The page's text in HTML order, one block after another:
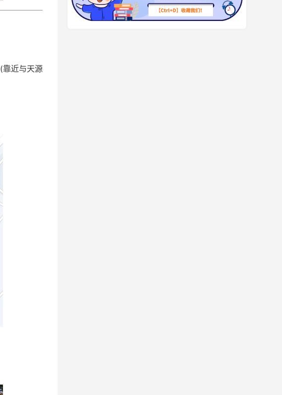
(靠近与天源